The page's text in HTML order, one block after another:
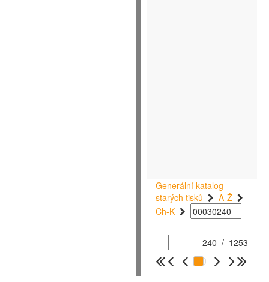
Generální katalog
starých tisků
A-Ž
Ch-K
/ 1253